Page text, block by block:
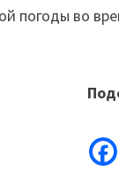
погоды во